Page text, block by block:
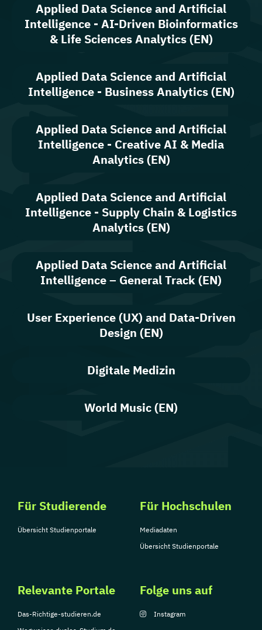
Applied Data Science and Artificial
Intelligence - AI-Driven Bioinformatics
& Life Sciences Analytics (EN)
Applied Data Science and Artificial
Intelligence - Business Analytics (EN)
Applied Data Science and Artificial
Intelligence - Creative AI & Media
Analytics (EN)
Applied Data Science and Artificial
Intelligence - Supply Chain & Logistics
Analytics (EN)
Applied Data Science and Artificial
Intelligence – General Track (EN)
User Experience (UX) and Data-Driven
Design (EN)
Digitale Medizin
World Music (EN)
Für Studierende
Übersicht Studienportale
Für Hochschulen
Mediadaten
Übersicht Studienportale
Relevante Portale
Das-Richtige-studieren.de
Folge uns auf
Instagram